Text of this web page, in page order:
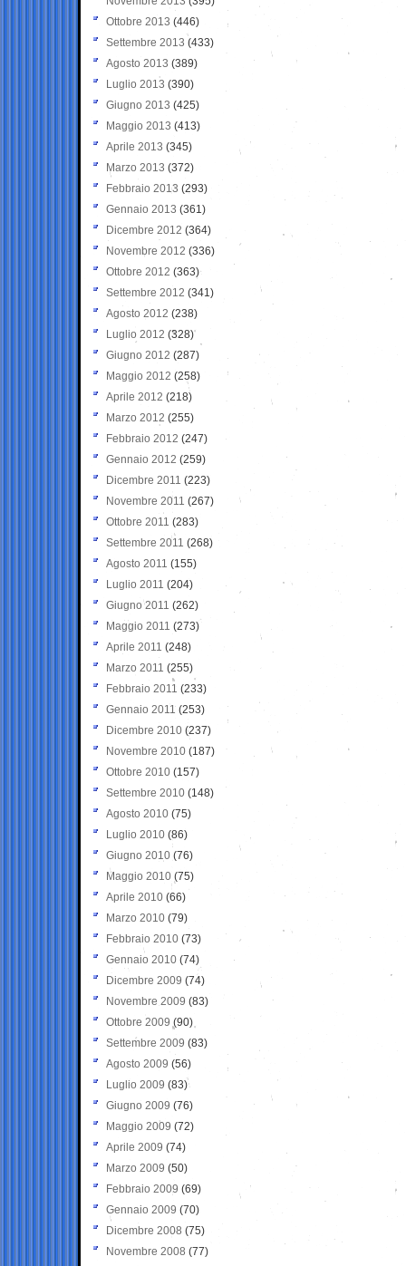
Ottobre 2013 (446)
Settembre 2013 (433)
Agosto 2013 (389)
Luglio 2013 (390)
Giugno 2013 (425)
Maggio 2013 (413)
Aprile 2013 (345)
Marzo 2013 (372)
Febbraio 2013 (293)
Gennaio 2013 (361)
Dicembre 2012 (364)
Novembre 2012 (336)
Ottobre 2012 (363)
Settembre 2012 (341)
Agosto 2012 (238)
Luglio 2012 (328)
Giugno 2012 (287)
Maggio 2012 (258)
Aprile 2012 (218)
Marzo 2012 (255)
Febbraio 2012 (247)
Gennaio 2012 (259)
Dicembre 2011 (223)
Novembre 2011 (267)
Ottobre 2011 (283)
Settembre 2011 (268)
Agosto 2011 (155)
Luglio 2011 (204)
Giugno 2011 (262)
Maggio 2011 (273)
Aprile 2011 (248)
Marzo 2011 (255)
Febbraio 2011 (233)
Gennaio 2011 (253)
Dicembre 2010 (237)
Novembre 2010 (187)
Ottobre 2010 (157)
Settembre 2010 (148)
Agosto 2010 (75)
Luglio 2010 (86)
Giugno 2010 (76)
Maggio 2010 (75)
Aprile 2010 (66)
Marzo 2010 (79)
Febbraio 2010 (73)
Gennaio 2010 (74)
Dicembre 2009 (74)
Novembre 2009 (83)
Ottobre 2009 (90)
Settembre 2009 (83)
Agosto 2009 (56)
Luglio 2009 (83)
Giugno 2009 (76)
Maggio 2009 (72)
Aprile 2009 (74)
Marzo 2009 (50)
Febbraio 2009 (69)
Gennaio 2009 (70)
Dicembre 2008 (75)
Novembre 2008 (77)